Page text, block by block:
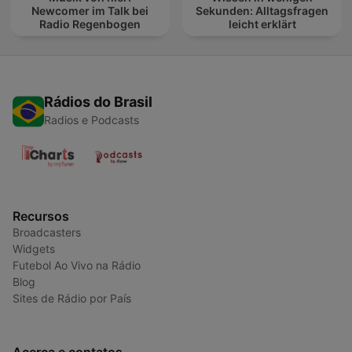
Newcomer im Talk bei
Radio Regenbogen
Sekunden: Alltagsfragen
leicht erklärt
Rádios do Brasil
Radios e Podcasts
Recursos
Broadcasters
Widgets
Futebol Ao Vivo na Rádio
Blog
Sites de Rádio por País